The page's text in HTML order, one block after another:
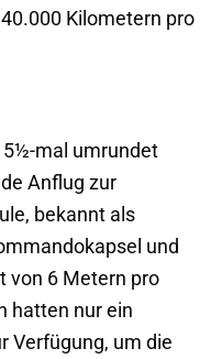
Kilometern pro
5½-mal umrundet
Anflug zur
bekannt als
und
von 6 Metern pro
hatten nur ein
Verfügung, um die